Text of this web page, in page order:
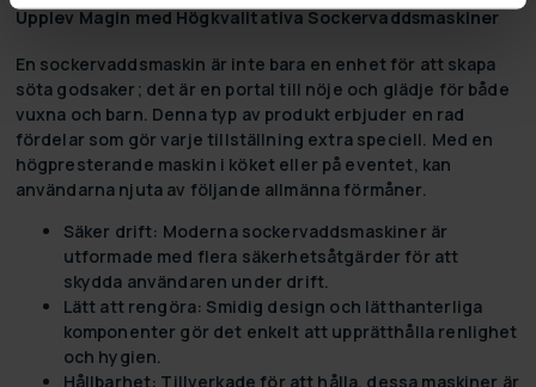
Upplev Magin med Högkvalitativa Sockervaddsmaskiner
En sockervaddsmaskin är inte bara en enhet för att skapa
söta godsaker; det är en portal till nöje och glädje för både
vuxna och barn. Denna typ av produkt erbjuder en rad
fördelar som gör varje tillställning extra speciell. Med en
högpresterande maskin i köket eller på eventet, kan
användarna njuta av följande allmänna förmåner.
Säker drift: Moderna sockervaddsmaskiner är
utformade med flera säkerhetsåtgärder för att
skydda användaren under drift.
Lätt att rengöra: Smidig design och lätthanterliga
komponenter gör det enkelt att upprätthålla renlighet
och hygien.
Hållbarhet: Tillverkade för att hålla, dessa maskiner är